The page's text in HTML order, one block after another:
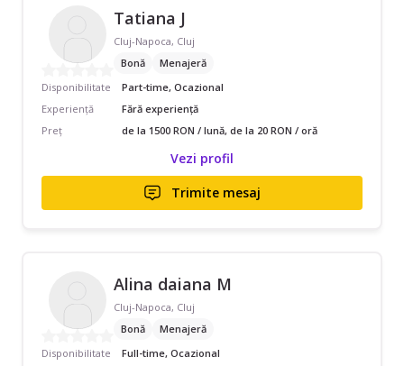
Tatiana J
Cluj-Napoca, Cluj
Bonă
Menajeră
Disponibilitate
Part-time, Ocazional
Experiență
Fără experiență
Preț
de la 1500 RON / lună, de la 20 RON / oră
Vezi profil
Trimite mesaj
Alina daiana M
Cluj-Napoca, Cluj
Bonă
Menajeră
Disponibilitate
Full-time, Ocazional